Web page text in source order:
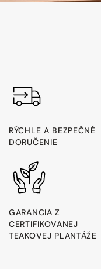
RÝCHLE A BEZPEČNÉ
DORUČENIE
GARANCIA Z
CERTIFIKOVANEJ
TEAKOVEJ PLANTÁŽE